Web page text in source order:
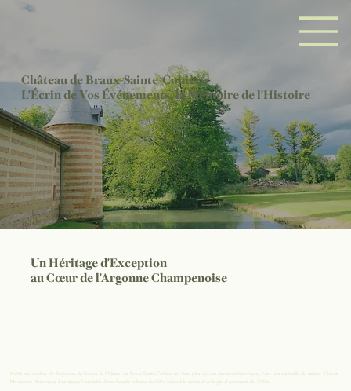
Château de Braux-Sainte-Cohière
L'Écrin de Vos Événements, la Mémoire de l'Histoire
Un Héritage d'Exception
au Cœur de l'Argonne Champenoise
Niché aux confins du Royaume de France, le Château de Braux-Sainte-Cohière est bien plus qu'une demeure historique; c'est une sentinelle du temps. Classé
Monument Historique, il conjugue l'austérité d'une façade militaire du XVIe siècle à la grâce d'un logis d'agrément du XVIIe.